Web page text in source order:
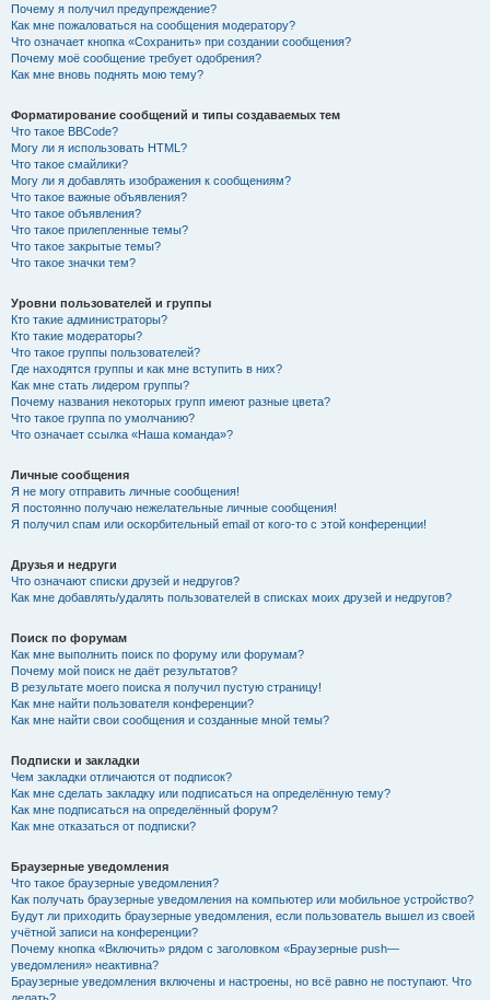
Почему я получил предупреждение?
Как мне пожаловаться на сообщения модератору?
Что означает кнопка «Сохранить» при создании сообщения?
Почему моё сообщение требует одобрения?
Как мне вновь поднять мою тему?
Форматирование сообщений и типы создаваемых тем
Что такое BBCode?
Могу ли я использовать HTML?
Что такое смайлики?
Могу ли я добавлять изображения к сообщениям?
Что такое важные объявления?
Что такое объявления?
Что такое прилепленные темы?
Что такое закрытые темы?
Что такое значки тем?
Уровни пользователей и группы
Кто такие администраторы?
Кто такие модераторы?
Что такое группы пользователей?
Где находятся группы и как мне вступить в них?
Как мне стать лидером группы?
Почему названия некоторых групп имеют разные цвета?
Что такое группа по умолчанию?
Что означает ссылка «Наша команда»?
Личные сообщения
Я не могу отправить личные сообщения!
Я постоянно получаю нежелательные личные сообщения!
Я получил спам или оскорбительный email от кого-то с этой конференции!
Друзья и недруги
Что означают списки друзей и недругов?
Как мне добавлять/удалять пользователей в списках моих друзей и недругов?
Поиск по форумам
Как мне выполнить поиск по форуму или форумам?
Почему мой поиск не даёт результатов?
В результате моего поиска я получил пустую страницу!
Как мне найти пользователя конференции?
Как мне найти свои сообщения и созданные мной темы?
Подписки и закладки
Чем закладки отличаются от подписок?
Как мне сделать закладку или подписаться на определённую тему?
Как мне подписаться на определённый форум?
Как мне отказаться от подписки?
Браузерные уведомления
Что такое браузерные уведомления?
Как получать браузерные уведомления на компьютер или мобильное устройство?
Будут ли приходить браузерные уведомления, если пользователь вышел из своей
учётной записи на конференции?
Почему кнопка «Включить» рядом с заголовком «Браузерные push—
уведомления» неактивна?
Браузерные уведомления включены и настроены, но всё равно не поступают. Что